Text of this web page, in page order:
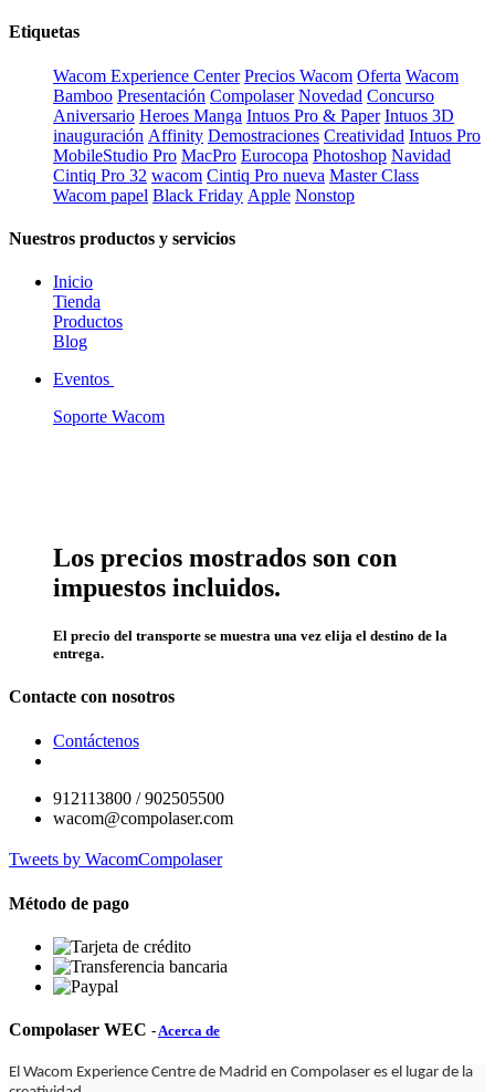
Etiquetas
Wacom Experience Center Precios Wacom Oferta Wacom
Bamboo Presentación Compolaser Novedad Concurso
Aniversario Heroes Manga Intuos Pro & Paper Intuos 3D
inauguración Affinity Demostraciones Creatividad Intuos Pro
MobileStudio Pro MacPro Eurocopa Photoshop Navidad
Cintiq Pro 32 wacom Cintiq Pro nueva Master Class
Wacom papel Black Friday Apple Nonstop
Nuestros productos y servicios
Inicio
Tienda
Productos
Blog
Eventos
Soporte Wacom
Los precios mostrados son con
impuestos incluidos.
El precio del transporte se muestra una vez elija el destino de la
entrega.
Contacte con nosotros
Contáctenos
912113800 / 902505500
wacom@compolaser.com
Tweets by WacomCompolaser
Método de pago
Compolaser WEC -Acerca de
El Wacom Experience Centre de Madrid en Compolaser es el lugar de la